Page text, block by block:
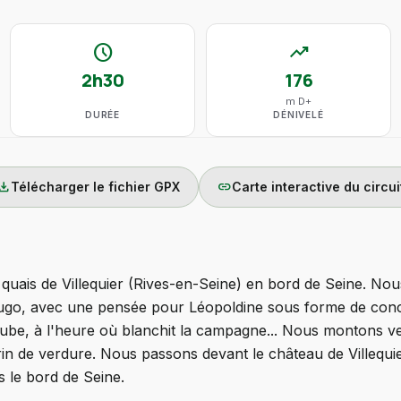
schedule
2h30
DURÉE
trending_up
176
m D+
DÉNIVELÉ
Télécharger le fichier GPX linkCarte interactive du
de Villequier (Rives-en-Seine) en bord de Seine.
avec une pensée pour Léopoldine sous forme de
à l'heure où blanchit la campagne... Nous montons
de verdure. Nous passons devant le château de
le bord de Seine.